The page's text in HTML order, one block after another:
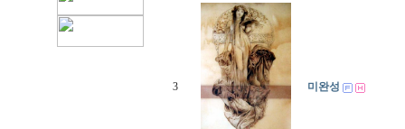
3 미완성